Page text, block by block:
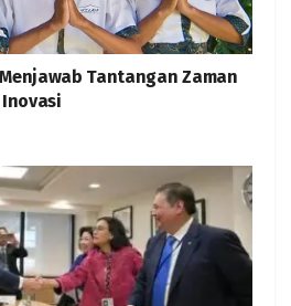
Tantangan Zaman